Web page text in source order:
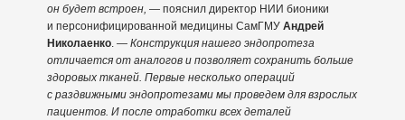
он будет встроен, — пояснил директор НИИ бионики
и персонифицированной медицины СамГМУ Андрей
Николаенко.— Конструкция нашего эндопротеза
отличается от аналогов и позволяет сохранить больше
здоровых тканей. Первые несколько операций
с раздвижными эндопротезами мы проведем для взрослых
пациентов. И после отработки всех деталей